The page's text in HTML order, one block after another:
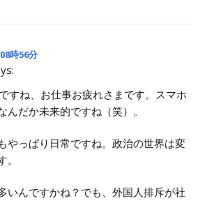
時56分
すね、お仕事お疲れさまです。スマホ
んだか未来的ですね（笑）。
やっぱり日常ですね。政治の世界は変
いんですかね？でも、外国人排斥が社